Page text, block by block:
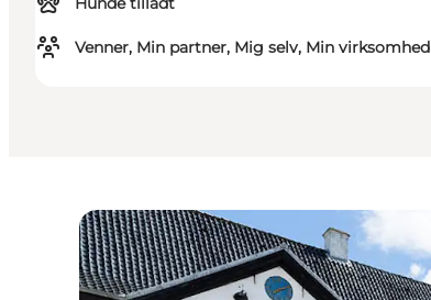
Venner, Min partner, Mig selv, Min virksomhed